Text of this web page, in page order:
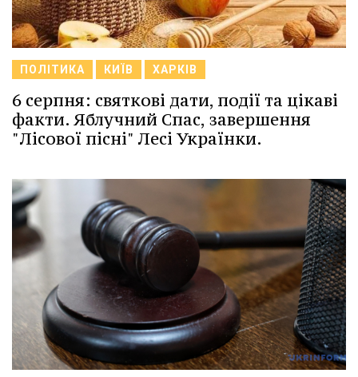
ПОЛІТИКА КИЇВ ХАРКІВ
6 серпня: святкові дати, події та цікаві
факти. Яблучний Спас, завершення
"Лісової пісні" Лесі Українки.